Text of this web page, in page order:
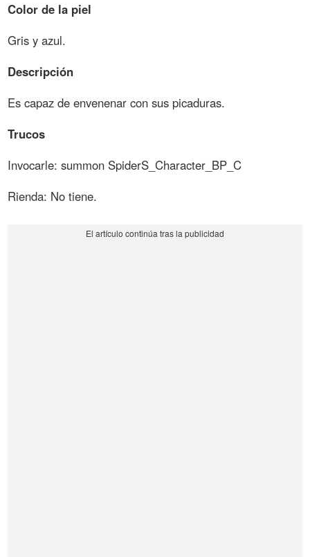
Color de la piel
Gris y azul.
Descripción
Es capaz de envenenar con sus picaduras.
Trucos
Invocarle: summon SpiderS_Character_BP_C
Rienda: No tiene.